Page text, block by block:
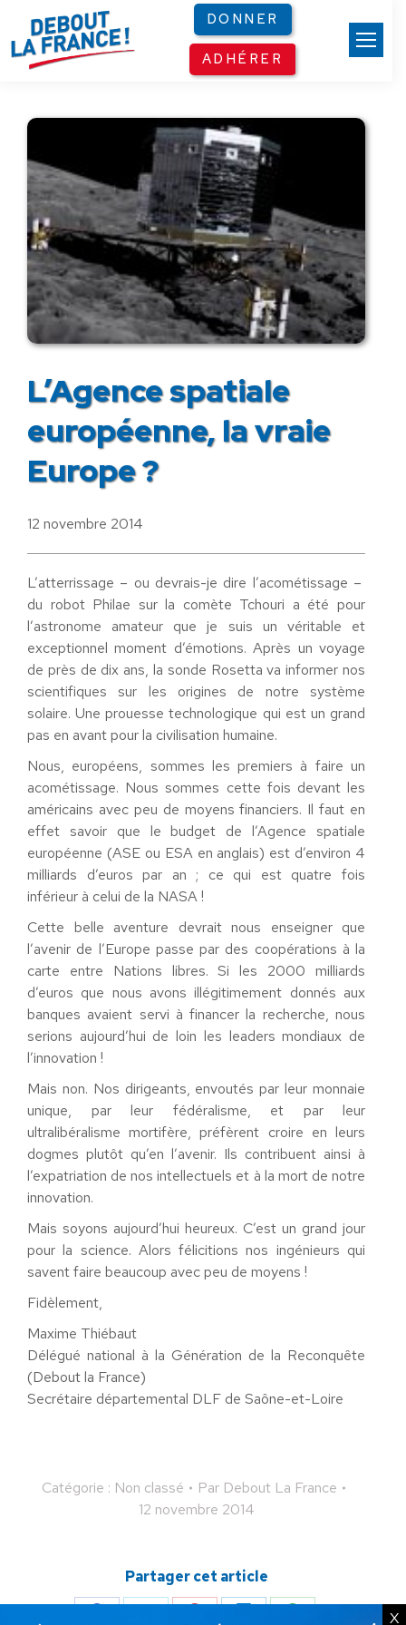
DONNER
ADHÉRER
L’Agence spatiale
européenne, la vraie
Europe ?
12 novembre 2014
L’atterrissage – ou devrais-je dire l’acométissage –
du robot Philae sur la comète Tchouri a été pour
l’astronome amateur que je suis un véritable et
exceptionnel moment d’émotions. Après un voyage
de près de dix ans, la sonde Rosetta va informer nos
scientifiques sur les origines de notre système
solaire. Une prouesse technologique qui est un grand
pas en avant pour la civilisation humaine.
Nous, européens, sommes les premiers à faire un
acométissage. Nous sommes cette fois devant les
américains avec peu de moyens financiers. Il faut en
effet savoir que le budget de l’Agence spatiale
européenne (ASE ou ESA en anglais) est d’environ 4
milliards d’euros par an ; ce qui est quatre fois
inférieur à celui de la NASA !
Cette belle aventure devrait nous enseigner que
l’avenir de l’Europe passe par des coopérations à la
carte entre Nations libres. Si les 2000 milliards
d’euros que nous avons illégitimement donnés aux
banques avaient servi à financer la recherche, nous
serions aujourd’hui de loin les leaders mondiaux de
l’innovation !
Mais non. Nos dirigeants, envoutés par leur monnaie
unique, par leur fédéralisme, et par leur
ultralibéralisme mortifère, préfèrent croire en leurs
dogmes plutôt qu’en l’avenir. Ils contribuent ainsi à
l’expatriation de nos intellectuels et à la mort de notre
innovation.
Mais soyons aujourd’hui heureux. C’est un grand jour
pour la science. Alors félicitions nos ingénieurs qui
savent faire beaucoup avec peu de moyens !
Fidèlement,
Maxime Thiébaut
Délégué national à la Génération de la Reconquête
(Debout la France)
Secrétaire départemental DLF de Saône-et-Loire
Catégorie : Non classé Par Debout La France
12 novembre 2014
Partager cet article
X
Panneau de gestion des cookies